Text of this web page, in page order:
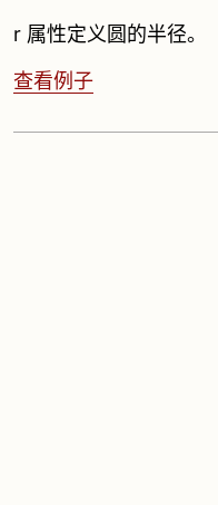
r 属性定义圆的半径。
查看例子